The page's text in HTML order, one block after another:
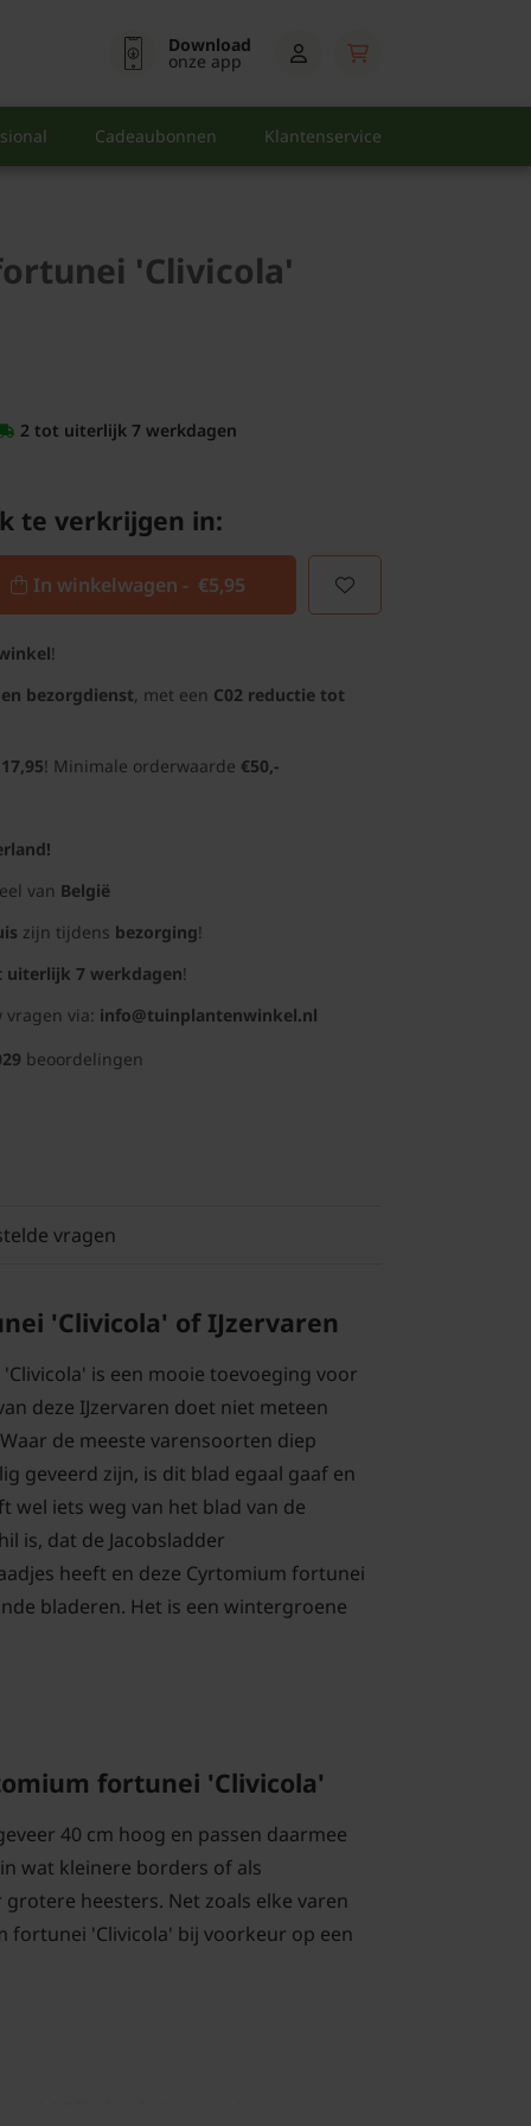
Download
onze app
Cadeaubonnen Klantenservice
'Clivicola'
2 tot uiterlijk 7 werkdagen
te verkrijgen in:
In winkelwagen - €5,95
!
bezorgdienst, met een C02 reductie tot
! Minimale orderwaarde €50,-
van België
zijn tijdens bezorging!
uiterlijk 7 werkdagen!
vragen via: info@tuinplantenwinkel.nl
beoordelingen
vragen
'Clivicola' of IJzervaren
is een mooie toevoeging voor
deze IJzervaren doet niet meteen
de meeste varensoorten diep
geveerd zijn, is dit blad egaal gaaf en
wel iets weg van het blad van de
is, dat de Jacobsladder
heeft en deze Cyrtomium fortunei
bladeren. Het is een wintergroene
fortunei 'Clivicola'
40 cm hoog en passen daarmee
wat kleinere borders of als
heesters. Net zoals elke varen
fortunei 'Clivicola' bij voorkeur op een